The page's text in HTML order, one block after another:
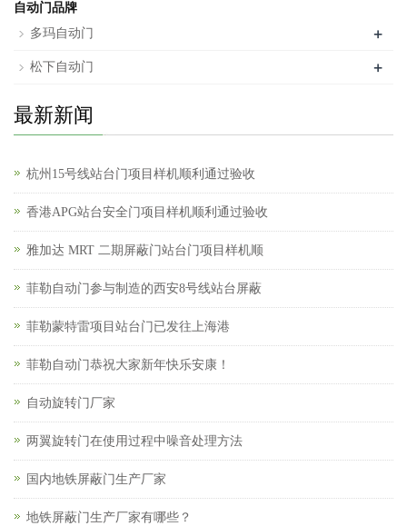
自动门品牌
多玛自动门
+
松下自动门 +
最新新闻
杭州15号线站台门项目样机顺利通过验收
香港APG站台安全门项目样机顺利通过验收
雅加达 MRT 二期屏蔽门站台门项目样机顺
菲勒自动门参与制造的西安8号线站台屏蔽
菲勒蒙特雷项目站台门已发往上海港
菲勒自动门恭祝大家新年快乐安康！
自动旋转门厂家
两翼旋转门在使用过程中噪音处理方法
国内地铁屏蔽门生产厂家
地铁屏蔽门生产厂家有哪些？